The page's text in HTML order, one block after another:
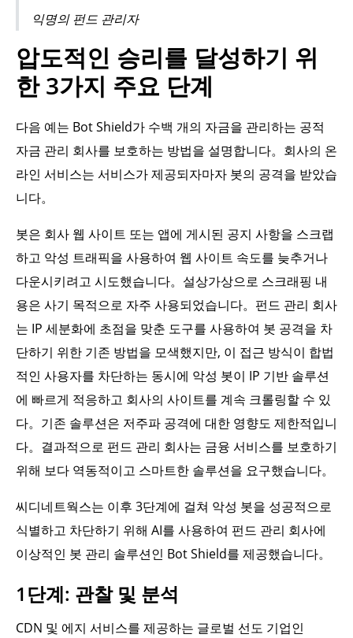
익명의 펀드 관리자
압도적인 승리를 달성하기 위
한 3가지 주요 단계
다음 예는 Bot Shield가 수백 개의 자금을 관리하는 공적
자금 관리 회사를 보호하는 방법을 설명합니다。회사의 온
라인 서비스는 서비스가 제공되자마자 봇의 공격을 받았습
니다。
봇은 회사 웹 사이트 또는 앱에 게시된 공지 사항을 스크랩
하고 악성 트래픽을 사용하여 웹 사이트 속도를 늦추거나
다운시키려고 시도했습니다。설상가상으로 스크래핑 내
용은 사기 목적으로 자주 사용되었습니다。펀드 관리 회사
는 IP 세분화에 초점을 맞춘 도구를 사용하여 봇 공격을 차
단하기 위한 기존 방법을 모색했지만, 이 접근 방식이 합법
적인 사용자를 차단하는 동시에 악성 봇이 IP 기반 솔루션
에 빠르게 적응하고 회사의 사이트를 계속 크롤링할 수 있
다。기존 솔루션은 저주파 공격에 대한 영향도 제한적입니
다。결과적으로 펀드 관리 회사는 금융 서비스를 보호하기
위해 보다 역동적이고 스마트한 솔루션을 요구했습니다。
씨디네트웍스는 이후 3단계에 걸쳐 악성 봇을 성공적으로
식별하고 차단하기 위해 AI를 사용하여 펀드 관리 회사에
이상적인 봇 관리 솔루션인 Bot Shield를 제공했습니다。
1단계: 관찰 및 분석
CDN 및 에지 서비스를 제공하는 글로벌 선도 기업인